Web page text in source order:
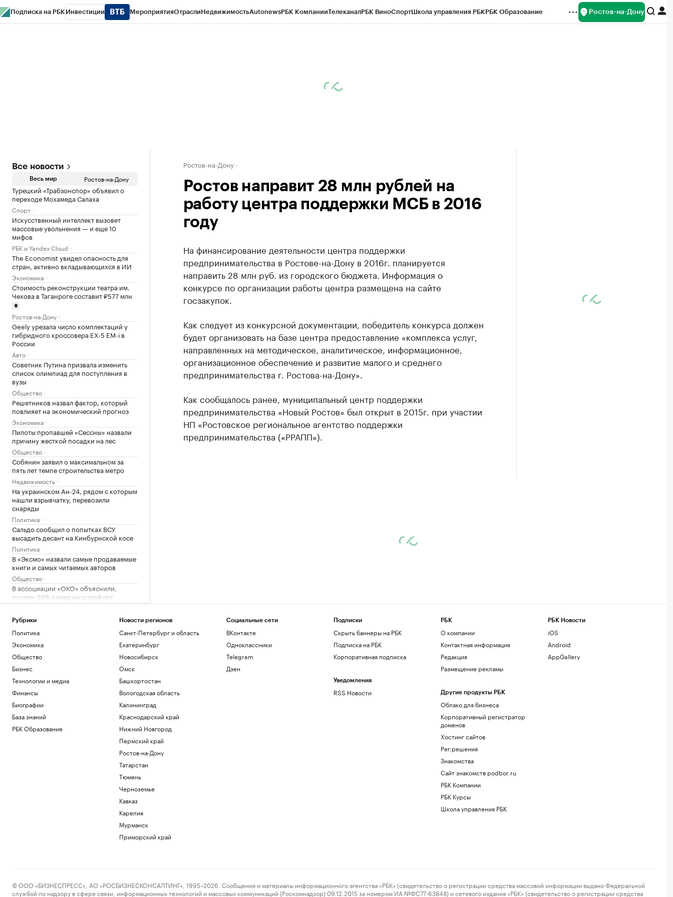
Подписка на РБК Инвестиции МероприятияОтраслиНедвижимостьAutonewsРБК КомпанииТелеканалРБК ВиноСпортШкола управления РБКРБК Образование Ростов-на-Дону
Все новости
Весь мир Ростов-на-Дону
Турецкий «Трабзонспор» объявил о
переходе Мохамеда Салаха
Спорт
Искусственный интеллект вызовет
массовые увольнения — и еще 10
мифов
РБК и Yandex Cloud
The Economist увидел опасность для
стран, активно вкладывающихся в ИИ
Экономика
Стоимость реконструкции театра им.
Чехова в Таганроге составит ₽577 млн
Ростов-на-Дону
Geely урезала число комплектаций у
гибридного кроссовера EX-5 EM-i в
России
Авто
Советник Путина призвала изменить
список олимпиад для поступления в
вузы
Общество
Решетников назвал фактор, который
повлияет на экономический прогноз
Экономика
Пилоты пропавшей «Сессны» назвали
причину жесткой посадки на лес
Общество
Собянин заявил о максимальном за
пять лет темпе строительства метро
Недвижимость
На украинском Ан-24, рядом с которым
нашли взрывчатку, перевозили
снаряды
Политика
Сальдо сообщил о попытках ВСУ
высадить десант на Кинбурнской косе
Политика
В «Эксмо» назвали самые продаваемые
книги и самых читаемых авторов
Общество
В ассоциации «ОКО» объяснили,
почему 30% камер не штрафуют
«обочечников»
Авто
Спрос на новостройки Москвы и
области снизился за год почти на 20%
Недвижимость
Ямпольская призвала пересмотреть
правила приема в вузы олимпиадников
Bild сообщила об ударе дрона по
немецкому судну в Черном море
Политика
Локарно-2026: что показали на
открытии фестиваля авторского кино
Стиль
Зачем малому и среднему бизнесу
облигации и что важно знать о бирже
Штрафы бизнесу Дона за незаконный
найм мигрантов выросли вдвое в 2026
Умер бывший тренер сборной и вице-
президент Федерации дзюдо России
Ростов-на-Дону
Ростов направит 28 млн рублей на
работу центра поддержки МСБ в 2016
году
На финансирование деятельности центра поддержки
предпринимательства в Ростове-на-Дону в 2016г. планируется
направить 28 млн руб. из городского бюджета. Информация о
конкурсе по организации работы центра размещена на сайте
госзакупок.
Как следует из конкурсной документации, победитель конкурса должен
будет организовать на базе центра предоставление «комплекса услуг,
направленных на методическое, аналитическое, информационное,
организационное обеспечение и развитие малого и среднего
предпринимательства г. Ростова-на-Дону».
Как сообщалось ранее, муниципальный центр поддержки
предпринимательства «Новый Ростов» был открыт в 2015г. при участии
НП «Ростовское региональное агентство поддержки
предпринимательства («РРАПП»).
Рубрики
Политика
Экономика
Общество
Бизнес
Технологии и медиа
Финансы
Биографии
База знаний
РБК Образование
Новости регионов
Санкт-Петербург и область
Екатеринбург
Новосибирск
Омск
Башкортостан
Вологодская область
Калининград
Краснодарский край
Нижний Новгород
Пермский край
Ростов-на-Дону
Татарстан
Тюмень
Черноземье
Кавказ
Карелия
Мурманск
Приморский край
Социальные сети
ВКонтакте
Одноклассники
Telegram
Дзен
Подписки
Скрыть баннеры на РБК
Подписка на РБК
Корпоративная подписка
Уведомления
RSS Новости
РБК
О компании
Контактная информация
Редакция
Размещение рекламы
Другие продукты РБК
Облако для бизнеса
Корпоративный регистратор
доменов
Хостинг сайтов
Рег.решения
Знакомства
Сайт знакомств podbor.ru
РБК Компании
РБК Курсы
Школа управления РБК
РБК Новости
iOS
Android
AppGallery
© ООО «БИЗНЕСПРЕСС», АО «РОСБИЗНЕСКОНСАЛТИНГ», 1995–2026. Сообщения и материалы информационного агентства «РБК» (свидетельство о регистрации средства массовой информации выдано Федеральной
службой по надзору в сфере связи, информационных технологий и массовых коммуникаций (Роскомнадзор) 09.12.2015 за номером ИА №ФС77-63848) и сетевого издания «РБК» (свидетельство о регистрации средства